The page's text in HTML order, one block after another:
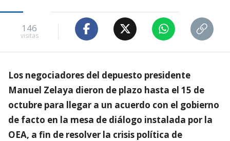
146
visitas
Los negociadores del depuesto presidente
Manuel Zelaya dieron de plazo hasta el 15 de
octubre para llegar a un acuerdo con el gobierno
de facto en la mesa de diálogo instalada por la
OEA, a fin de resolver la crisis política de